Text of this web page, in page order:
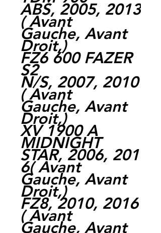
ABS, 2005, 2013
( Avant
Gauche, Avant
Droit,)
FZ6 600 FAZER
S2
N/S, 2007, 2010
( Avant
Gauche, Avant
Droit,)
XV 1900 A
MIDNIGHT
STAR, 2006, 201
6( Avant
Gauche, Avant
Droit,)
FZ8, 2010, 2016
( Avant
Gauche, Avant